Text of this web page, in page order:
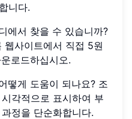
니다.
에서 찾을 수 있습니까?
웹사이트에서 직접 5원
로드하십시오.
떻게 도움이 되나요? 조
각적으로 표시하여 부
정을 단순화합니다.